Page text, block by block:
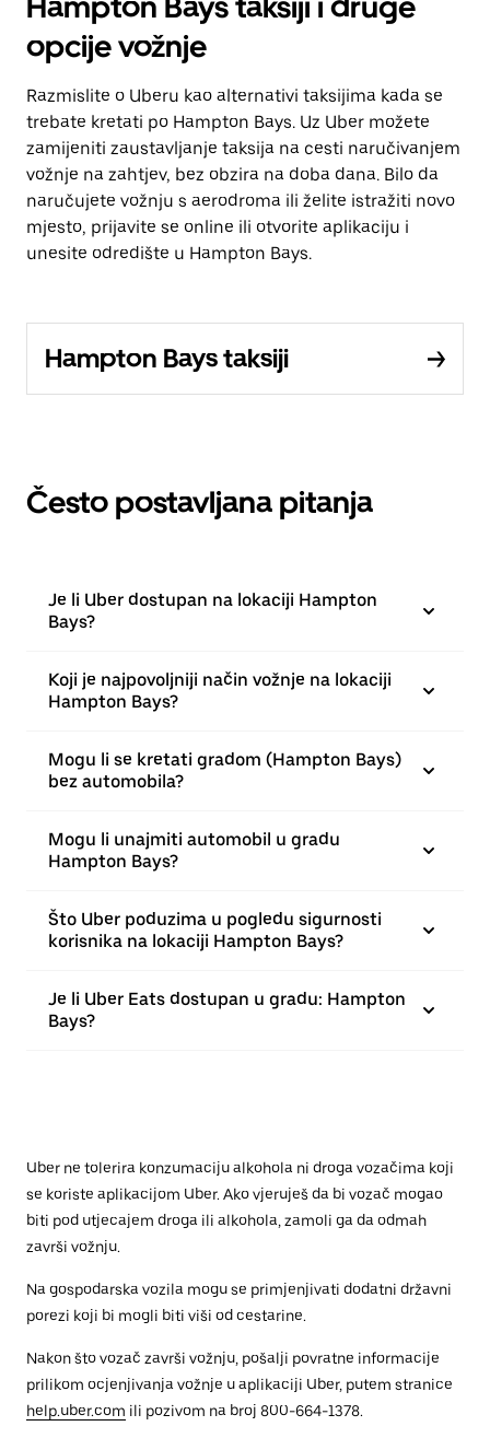
opcije vožnje
Razmislite o Uberu kao alternativi taksijima kada se
trebate kretati po Hampton Bays. Uz Uber možete
zamijeniti zaustavljanje taksija na cesti naručivanjem
vožnje na zahtjev, bez obzira na doba dana. Bilo da
naručujete vožnju s aerodroma ili želite istražiti novo
mjesto, prijavite se online ili otvorite aplikaciju i
unesite odredište u Hampton Bays.
Hampton Bays taksiji
Često postavljana pitanja
Je li Uber dostupan na lokaciji Hampton
Bays?
Koji je najpovoljniji način vožnje na lokaciji
Hampton Bays?
Mogu li se kretati gradom (Hampton Bays)
bez automobila?
Mogu li unajmiti automobil u gradu
Hampton Bays?
Što Uber poduzima u pogledu sigurnosti
korisnika na lokaciji Hampton Bays?
Je li Uber Eats dostupan u gradu: Hampton
Bays?
Uber ne tolerira konzumaciju alkohola ni droga vozačima koji
se koriste aplikacijom Uber. Ako vjeruješ da bi vozač mogao
biti pod utjecajem droga ili alkohola, zamoli ga da odmah
završi vožnju.
Na gospodarska vozila mogu se primjenjivati dodatni državni
porezi koji bi mogli biti viši od cestarine.
Nakon što vozač završi vožnju, pošalji povratne informacije
prilikom ocjenjivanja vožnje u aplikaciji Uber, putem stranice
help.uber.com ili pozivom na broj 800-664-1378.